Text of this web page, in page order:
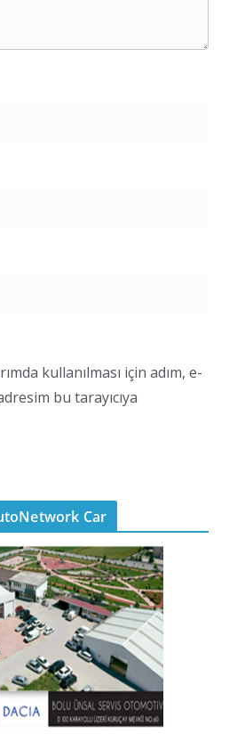
kullanılması için adım, e-
bu tarayıcıya
Car